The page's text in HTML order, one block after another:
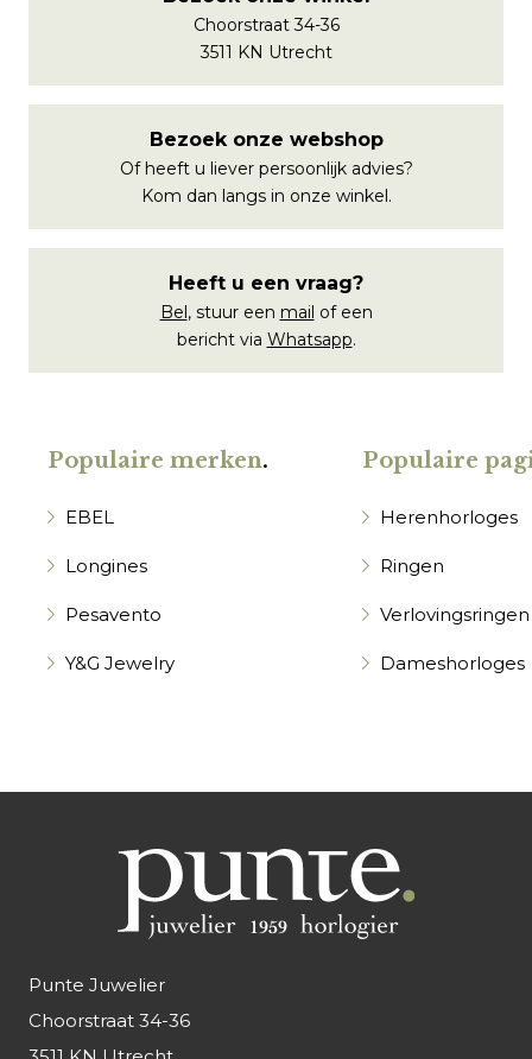
Choorstraat 34-36
3511 KN Utrecht
Bezoek onze webshop
Of heeft u liever persoonlijk advies?
Kom dan langs in onze winkel.
Heeft u een vraag?
Bel, stuur een mail of een
bericht via Whatsapp.
Populaire merken.
EBEL
Longines
Pesavento
Y&G Jewelry
Populaire
Herenhorloges
Ringen
Verlovingsringen
Dameshorloges
Punte Juwelier
Choorstraat 34-36